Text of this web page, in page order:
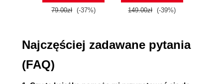
Rozdział 3. Modele sieci i pojęcie sieci Ethernet
Warstwa transportu
Warstwa dostępu do sieci
79.00zł (-37%) 149.00zł (-39%)
Najczęściej zadawane pytania
(FAQ)